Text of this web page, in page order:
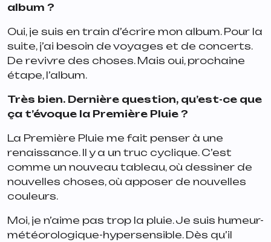
album ?
Oui, je suis en train d’écrire mon album. Pour la
suite, j’ai besoin de voyages et de concerts.
De revivre des choses. Mais oui, prochaine
étape, l’album.
Très bien. Dernière question, qu’est-ce que
ça t’évoque la Première Pluie ?
La Première Pluie me fait penser à une
renaissance. Il y a un truc cyclique. C’est
comme un nouveau tableau, où dessiner de
nouvelles choses, où apposer de nouvelles
couleurs.
Moi, je n’aime pas trop la pluie. Je suis humeur-
météorologique-hypersensible. Dès qu’il